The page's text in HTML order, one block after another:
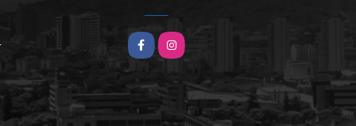
Facebook
Instagram